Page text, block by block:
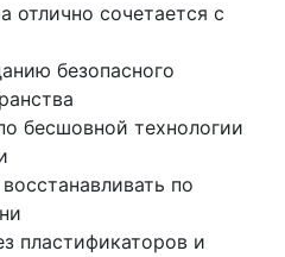
отлично сочетается с
безопасного
бесшовной технологии
по
пластификаторов и